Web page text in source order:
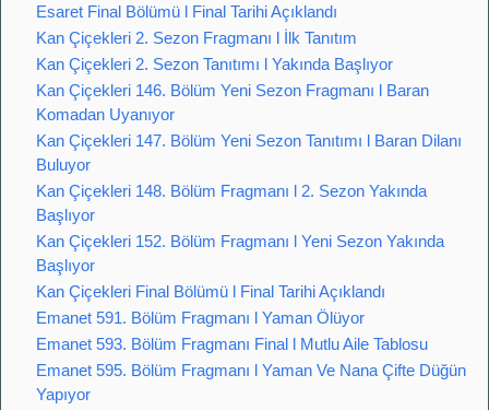
Esaret Final Bölümü l Final Tarihi Açıklandı
Kan Çiçekleri 2. Sezon Fragmanı l İlk Tanıtım
Kan Çiçekleri 2. Sezon Tanıtımı l Yakında Başlıyor
Kan Çiçekleri 146. Bölüm Yeni Sezon Fragmanı l Baran
Komadan Uyanıyor
Kan Çiçekleri 147. Bölüm Yeni Sezon Tanıtımı l Baran Dilanı
Buluyor
Kan Çiçekleri 148. Bölüm Fragmanı l 2. Sezon Yakında
Başlıyor
Kan Çiçekleri 152. Bölüm Fragmanı l Yeni Sezon Yakında
Başlıyor
Kan Çiçekleri Final Bölümü l Final Tarihi Açıklandı
Emanet 591. Bölüm Fragmanı l Yaman Ölüyor
Emanet 593. Bölüm Fragmanı Final l Mutlu Aile Tablosu
Emanet 595. Bölüm Fragmanı l Yaman Ve Nana Çifte Düğün
Yapıyor